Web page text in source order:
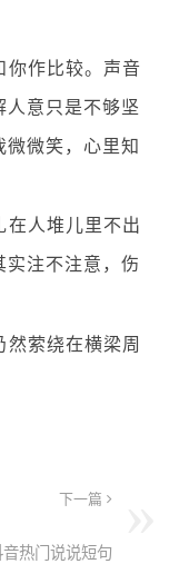
你作比较。声音
意只是不够坚
微笑，心里知
在人堆儿里不出
注不注意，伤
萦绕在横梁周
下一篇
音热门说说短句